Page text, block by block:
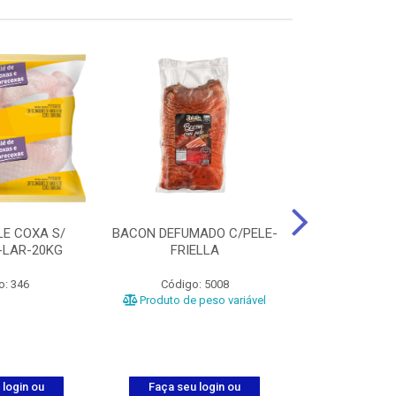
COXA S/
20KG
346
login ou
BACON DEFUMADO C/PELE-
FRIELLA
Código: 5008
Produto de peso variável
Faça seu login ou